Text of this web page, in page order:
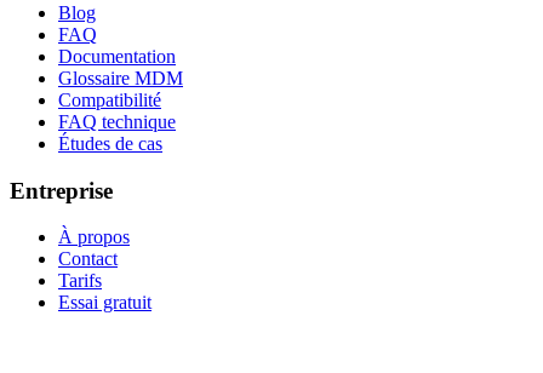
Blog
FAQ
Documentation
Glossaire MDM
Compatibilité
FAQ technique
Études de cas
Entreprise
À propos
Contact
Tarifs
Essai gratuit